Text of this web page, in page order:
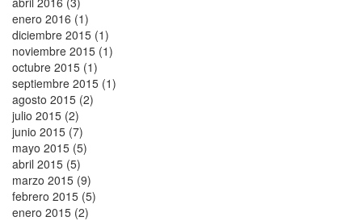
enero 2016 (1)
diciembre 2015 (1)
noviembre 2015 (1)
octubre 2015 (1)
septiembre 2015 (1)
agosto 2015 (2)
julio 2015 (2)
junio 2015 (7)
mayo 2015 (5)
abril 2015 (5)
marzo 2015 (9)
febrero 2015 (5)
enero 2015 (2)